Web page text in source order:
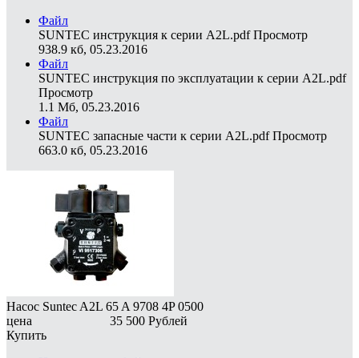
Файл
SUNTEC инструкция к серии A2L.pdf Просмотр
938.9 кб, 05.23.2016
Файл
SUNTEC инструкция по эксплуатации к серии A2L.pdf
Просмотр
1.1 Мб, 05.23.2016
Файл
SUNTEC запасные части к серии A2L.pdf Просмотр
663.0 кб, 05.23.2016
Насос Suntec A2L 65 A 9708 4P 0500
цена
35 500 Рублей
Купить